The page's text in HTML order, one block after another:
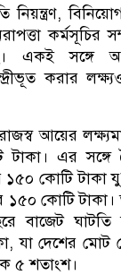
কর্মসূচির
একই সঙ্গে
করার
আয়ের
এর সঙ্গে
১৫০ কোটি টাকা
১৫০ কোটি
বাজেট
যা দেশের মোট
৫ শতাংশ।